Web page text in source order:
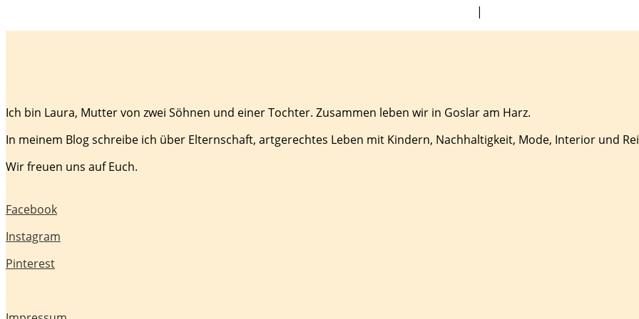
|
Ich bin Laura, Mutter von zwei Söhnen und einer Tochter. Zusammen leben wir in Goslar am Harz.
In meinem Blog schreibe ich über Elternschaft, artgerechtes Leben mit Kindern, Nachhaltigkeit, Mode, Interior und
Wir freuen uns auf Euch.
Facebook
Instagram
Pinterest